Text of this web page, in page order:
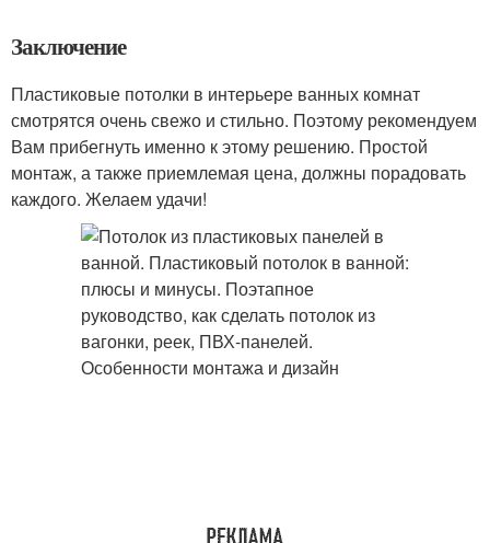
Заключение
Пластиковые потолки в интерьере ванных комнат
смотрятся очень свежо и стильно. Поэтому рекомендуем
Вам прибегнуть именно к этому решению. Простой
монтаж, а также приемлемая цена, должны порадовать
каждого. Желаем удачи!